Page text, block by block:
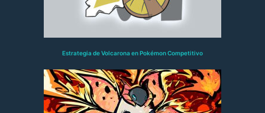
Estrategia de Volcarona en Pokémon Competitivo